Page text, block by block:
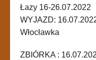
Łazy 16-26.07.2022
WYJAZD:
Włocławka
ZBIÓRKA :